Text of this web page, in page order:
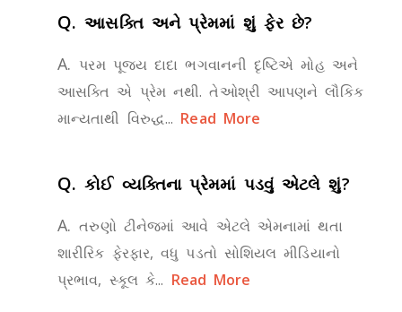
Q.આસક્તિ અને પ્રેમમાં શું ફેર છે?
A. પરમ પૂજ્ય દાદા ભગવાનની દૃષ્ટિએ મોહ અને
આસક્તિ એ પ્રેમ નથી. તેઓશ્રી આપણને લૌકિક
માન્યતાથી વિરુદ્ધ... Read More
Q.કોઈ વ્યક્તિના પ્રેમમાં પડવું એટલે શું?
A.તરુણો ટીનેજમાં આવે એટલે એમનામાં થતા
શારીરિક ફેરફાર, વધુ પડતો સોશિયલ મીડિયાનો
પ્રભાવ, સ્કૂલ કે... Read More